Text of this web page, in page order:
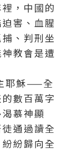
，中國的
害、血腥
、判刑坐
教會是遭
耶穌——全
數百萬字
慕神顯
通過讀全
紛歸向全